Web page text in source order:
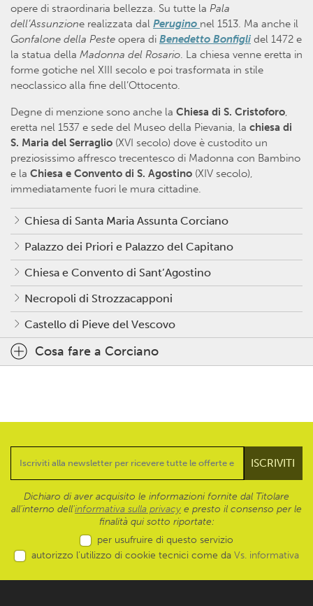
opere di straordinaria bellezza. Su tutte la Pala
dell’Assunzione realizzata dal Perugino nel 1513. Ma anche il
Gonfalone della Peste opera di Benedetto Bonfigli del 1472 e
la statua della Madonna del Rosario. La chiesa venne eretta in
forme gotiche nel XIII secolo e poi trasformata in stile
neoclassico alla fine dell’Ottocento.
Degne di menzione sono anche la Chiesa di S. Cristoforo,
eretta nel 1537 e sede del Museo della Pievania, la chiesa di
S. Maria del Serraglio (XVI secolo) dove è custodito un
preziosissimo affresco trecentesco di Madonna con Bambino
e la Chiesa e Convento di S. Agostino (XIV secolo),
immediatamente fuori le mura cittadine.
Chiesa di Santa Maria Assunta Corciano
Palazzo dei Priori e Palazzo del Capitano
Chiesa e Convento di Sant’Agostino
Necropoli di Strozzacapponi
Castello di Pieve del Vescovo
Cosa fare a Corciano
Dichiaro di aver acquisito le informazioni fornite dal Titolare
all’interno dell'informativa sulla privacy e presto il consenso per le
finalità qui sotto riportate:
per usufruire di questo servizio
autorizzo l’utilizzo di cookie tecnici come da Vs. informativa